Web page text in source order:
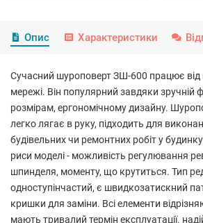
Опис Характеристики
Сучасний шуроповерт ЗШ-600 працює від
мережі. Він популярний завдяки зручній
розмірам, ергономічному дизайну.
легко лягає в руку, підходить для
будівельних чи ремонтних робіт у будинку
риси моделі - можливість регулювання
шпинделя, моменту, що крутиться. Тип
одноступінчастий, є швидкозатискний
кришки для заміни. Всі елементи
мають тривалий термін експлуатації.